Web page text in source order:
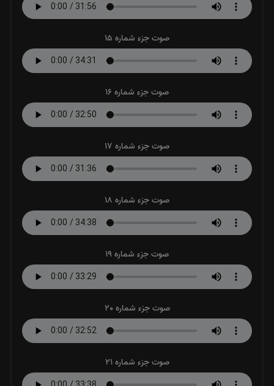
صوت جزء شماره 15
صوت جزء شماره 16
صوت جزء شماره 17
صوت جزء شماره 18
صوت جزء شماره 19
صوت جزء شماره 20
صوت جزء شماره 21